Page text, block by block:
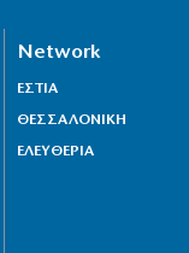
Network
ΕΣΤΙΑ
ΘΕΣΣΑΛΟΝΙΚΗ
ΕΛΕΥΘΕΡΙΑ